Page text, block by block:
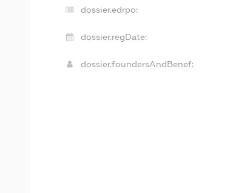
dossier.edrpo:
dossier.regDate:
dossier.foundersAndBenef: